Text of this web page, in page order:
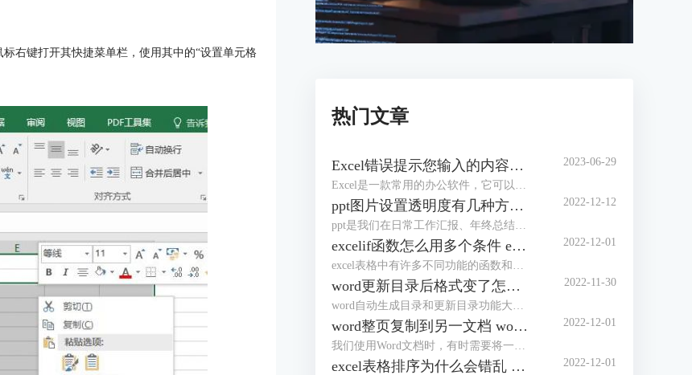
右键打开其快捷菜单栏，使用其中的“设置单元格
热门文章
Excel错误提示您输入的内容不符合限制条件 Excel怎么解除限制输入内容
Excel是一款常用的办公软件，它可以帮助我们进行数据的录入、分析和处理。但是，有时候我们在使用Excel的时候，会遇到一些错误提示，比如“您输入的内容不符合限制条件”。这种情况下，我们应该怎么办呢？本文将为你介绍Excel错误提示您输入的内容不符合限制条件的原因和解决方法，以及Excel怎么解除限制输入内容的操作步骤。
2023-06-29
ppt图片设置透明度有几种方法 ppt图片设置透明度怎么弄
ppt是我们在日常工作汇报、年终总结时常用到的办公软件。为了使ppt看起来更加完美，我们有时会将ppt中的图片进行透明度设置，但有部分朋友不知道该如何进行操作，今天这篇文章就主要给大家介绍ppt图片设置透明度有几种方法，ppt图片设置透明度怎么弄的相关操作步骤，有需要的朋友可以详细参考本文详细内容。
2022-12-12
excelif函数怎么用多个条件 excelif函数大于等于并且小于怎么输入
excel表格中有许多不同功能的函数和公式，如求和、求积、求均数、筛选数据等等。今天，我们就来讲讲如何使用excel中的if函数，以及使用if函数过程中需要注意的一些操作技巧和方式，主要内容包括“excelif函数怎么用多个条件，excelif函数大于等于并且小于怎么输入”这两个问题。
2022-12-01
word更新目录后格式变了怎么办 word更新目录为什么有的没有显示
word自动生成目录和更新目录功能大家在写论文的时候应该都体会到了它的好用之处，但是有的小伙伴反应word更新目录后格式会变化，还有的时候更新了目录却没有显示，遇到这种情况该怎么办呢？
2022-11-30
word整页复制到另一文档 word整页复制格式不变
我们使用Word文档时，有时需要将一个Word文档中的内容整页复制到另一个文档中。通常我们会使用Ctrl+C，Ctrl+V进行复制粘贴，但是如果要将多个Word文档复制到一个文档中，这样操作起来就会降低工作效率。
2022-12-01
excel表格排序为什么会错乱 excel表格顺序都乱了怎么办 2022-12-01